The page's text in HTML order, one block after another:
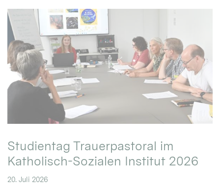
Studientag Trauerpastoral im
Katholisch-Sozialen Institut 2026
20. Juli 2026